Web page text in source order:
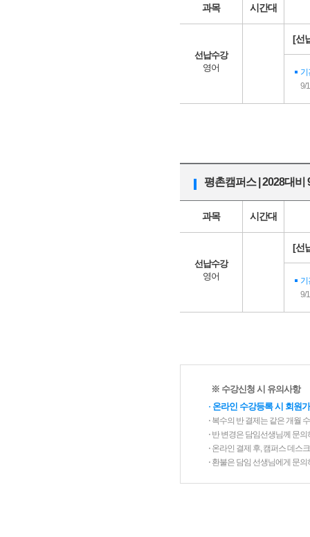
과목 시간대
선납수강
영어
[선
기
9/
평촌캠퍼스 | 2028대
과목 시간대
선납수강
영어
[선
기
9/
※ 수강신청 시 유의사항
⋅ 온라인 수강등록 시 회원
⋅ 복수의 반 결제는 같은 개월
⋅ 반 변경은 담임선생님께 문
⋅ 온라인 결제 후, 캠퍼스 데스
⋅ 환불은 담임 선생님에게 문